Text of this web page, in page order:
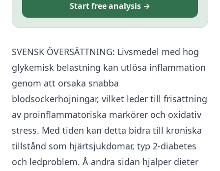
Start free analysis →
SVENSK ÖVERSÄTTNING: Livsmedel med hög
glykemisk belastning kan utlösa inflammation
genom att orsaka snabba
blodsockerhöjningar, vilket leder till frisättning
av proinflammatoriska markörer och oxidativ
stress. Med tiden kan detta bidra till kroniska
tillstånd som hjärtsjukdomar, typ 2-diabetes
och ledproblem. Å andra sidan hjälper dieter